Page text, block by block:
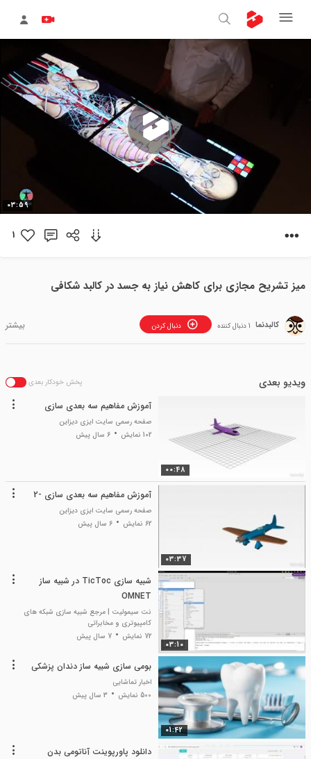
03:59
1
میز تشریح مجازی برای کاهش نیاز به جسد در کالبد شکافی
کالبدنما دنبال کردن 1 دنبال کننده
ویدیو بعدی پخش خودکار بعدی
00:48
آموزش مفاهیم سه ‌بعدی سازی
صفحه رسمی سایت ایزی دیزاین
102 نمایش
6 سال پیش
03:37
آموزش مفاهیم سه ‌بعدی سازی -2
صفحه رسمی سایت ایزی دیزاین
62 نمایش
6 سال پیش
03:10
شبیه سازی TicToc در شبیه ساز
OMNET
نت سیمولیت | مرجع شبیه سازی شبکه های
کامپیوتری و مخابراتی
72 نمایش
7 سال پیش
01:42
بومی سازی شبیه ساز دندان پزشکی
اخبار تماشایی
500 نمایش
3 سال پیش
دانلود پاورپوینت آناتومی بدن